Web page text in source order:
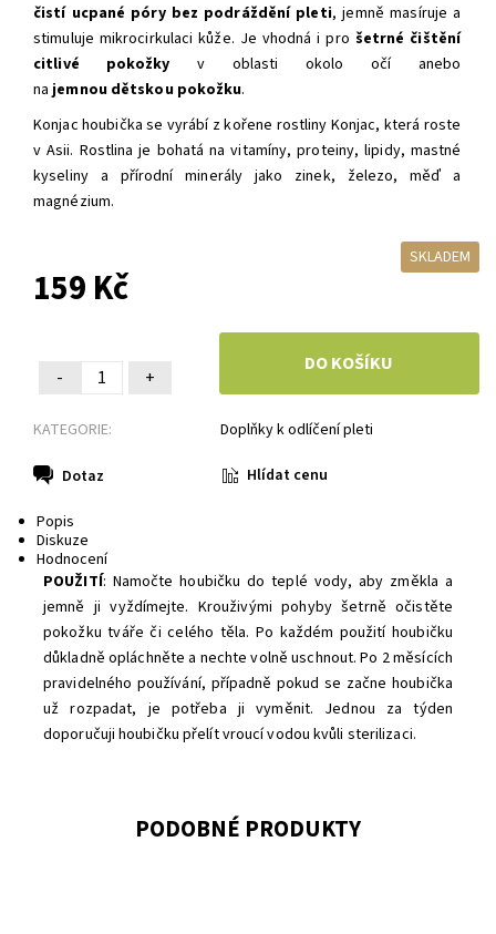
čistí ucpané póry bez podráždění pleti, jemně masíruje a
stimuluje mikrocirkulaci kůže. Je vhodná i pro šetrné čištění
citlivé pokožky v oblasti okolo očí anebo
na jemnou dětskou pokožku.
Konjac houbička se vyrábí z kořene rostliny Konjac, která roste
v Asii. Rostlina je bohatá na vitamíny, proteiny, lipidy, mastné
kyseliny a přírodní minerály jako zinek, železo, měď a
magnézium.
SKLADEM
159 Kč
- +
KATEGORIE: Doplňky k odlíčení pleti
Dotaz Hlídat cenu
Popis
Diskuze
Hodnocení
POUŽITÍ: Namočte houbičku do teplé vody, aby změkla a
jemně ji vyždímejte. Krouživými pohyby šetrně očistěte
pokožku tváře či celého těla. Po každém použití houbičku
důkladně opláchněte a nechte volně uschnout. Po 2 měsících
pravidelného používání, případně pokud se začne houbička
už rozpadat, je potřeba ji vyměnit. Jednou za týden
doporučuji houbičku přelít vroucí vodou kvůli sterilizaci.
PODOBNÉ PRODUKTY